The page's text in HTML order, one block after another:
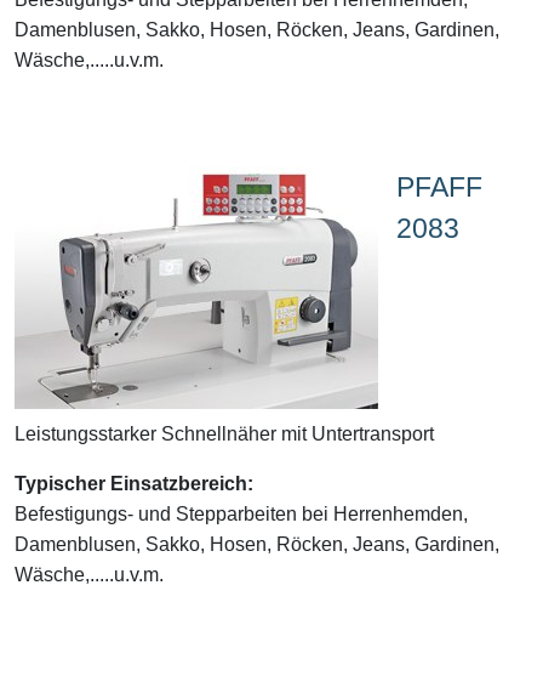
Damenblusen, Sakko, Hosen, Röcken, Jeans, Gardinen,
Wäsche,.....u.v.m.
PFAFF
2083
Leistungsstarker Schnellnäher mit Untertransport
Typischer Einsatzbereich:
Befestigungs- und Stepparbeiten bei Herrenhemden,
Damenblusen, Sakko, Hosen, Röcken, Jeans, Gardinen,
Wäsche,.....u.v.m.